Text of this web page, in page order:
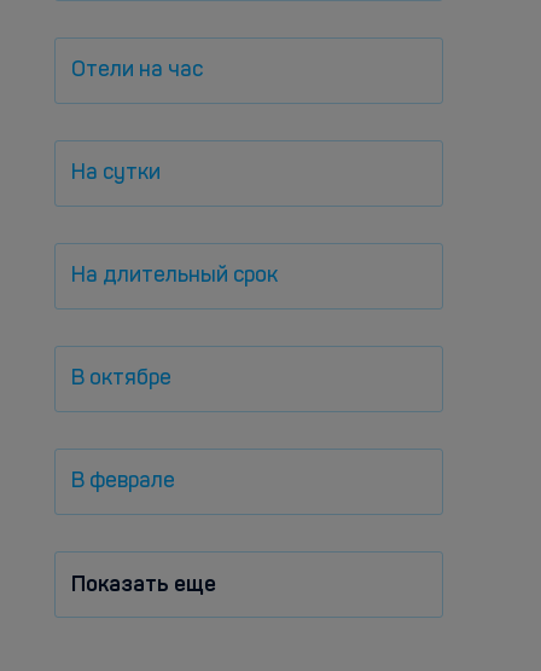
Отели на час
На сутки
На длительный срок
В октябре
В феврале
Показать еще